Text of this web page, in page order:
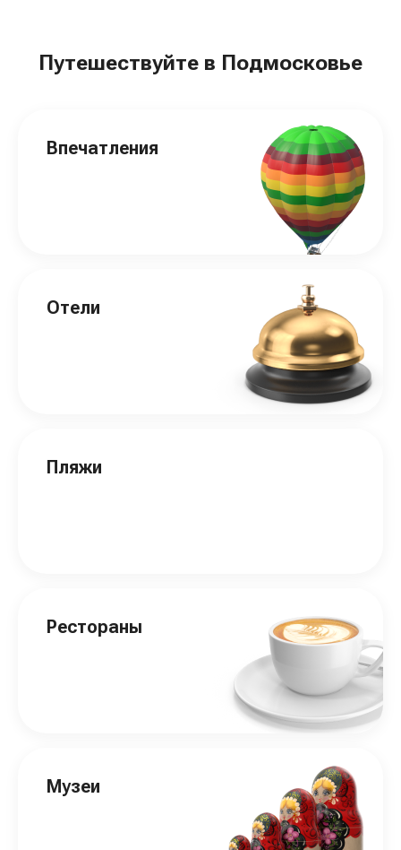
Путешествуйте в Подмосковье
Впечатления
Отели
Пляжи
Рестораны
Музеи